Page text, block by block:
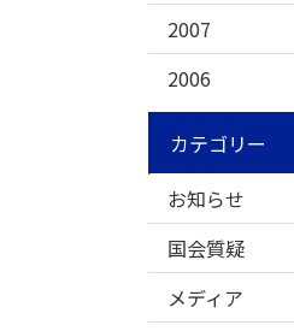
2007
2006
カテゴリー
お知らせ
国会質疑
メディア